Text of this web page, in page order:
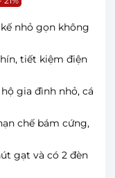
nhỏ gọn không
tiết kiệm điện
gia đình nhỏ, cá
chế bám cứng,
gạt và có 2 đèn